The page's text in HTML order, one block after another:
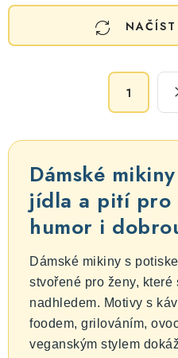
O
v
c
í
á
n
1
Dámské
jídla a pití pro
humor i
Dámské mikiny s
stvořené pro ženy,
nadhledem. Motivy s
foodem, grilováním,
veganským stylem